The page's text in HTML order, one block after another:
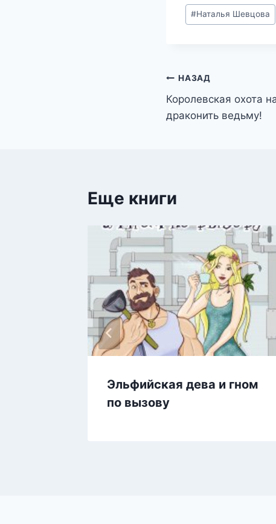
Метки
записи:
#Наталья Шевцова
Навигация
по
НАЗАД
Королевская охота
драконить ведьму!
Еще книги
Эльфийская дева и гном
по вызову